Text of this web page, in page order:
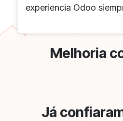
experiencia Odoo
Melhoria
Já